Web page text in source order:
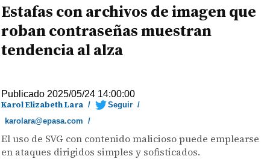
Estafas con archivos de imagen que
roban contraseñas muestran
tendencia al alza
Publicado 2025/05/24 14:00:00
Karol Elizabeth Lara / Seguir /
karolara@epasa.com /
El uso de SVG con contenido malicioso puede emplearse
en ataques dirigidos simples y sofisticados.